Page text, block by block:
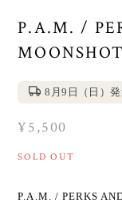
P.A.M. /
8月9日（日）
¥5,500
SOLD OUT
P.A.M. / PERKS